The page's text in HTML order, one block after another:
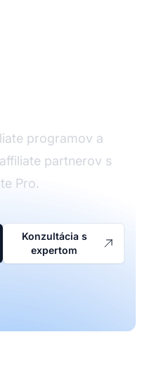
programov a
partnerov s
Pro.
Konzultácia s
expertom